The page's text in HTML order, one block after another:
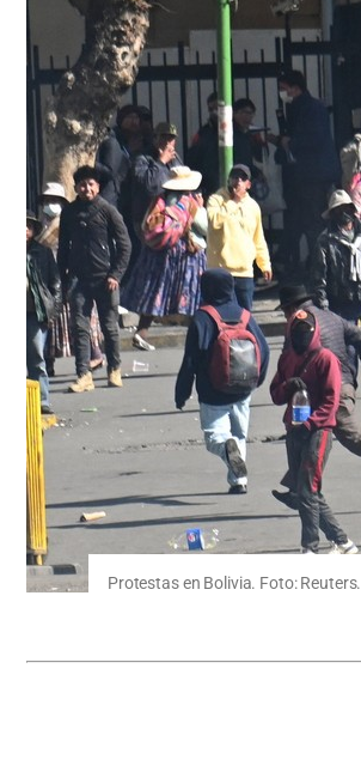
Protestas en Bolivia. Foto: Reuters.